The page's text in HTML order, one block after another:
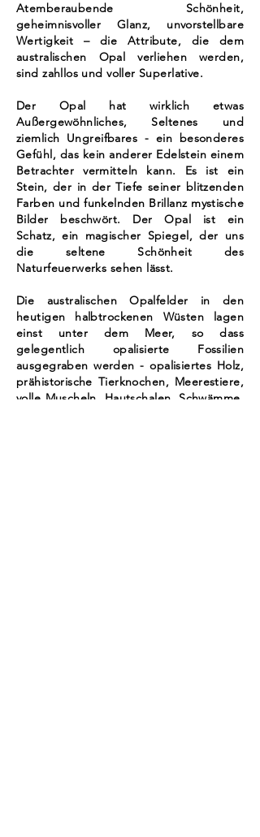
Atemberaubende Schönheit,
geheimnisvoller Glanz, unvorstellbare
Wertigkeit – die Attribute, die dem
australischen Opal verliehen werden,
sind zahllos und voller Superlative.
Der Opal hat wirklich etwas
Außergewöhnliches, Seltenes und
ziemlich Ungreifbares - ein besonderes
Gefühl, das kein anderer Edelstein einem
Betrachter vermitteln kann. Es ist ein
Stein, der in der Tiefe seiner blitzenden
Farben und funkelnden Brillanz mystische
Bilder beschwört. Der Opal ist ein
Schatz, ein magischer Spiegel, der uns
die seltene Schönheit des
Naturfeuerwerks sehen lässt.
Die australischen Opalfelder in den
heutigen halbtrockenen Wüsten lagen
einst unter dem Meer, so dass
gelegentlich opalisierte Fossilien
ausgegraben werden - opalisiertes Holz,
prähistorische Tierknochen, Meerestiere,
volle Muscheln, Hautschalen, Schwämme,